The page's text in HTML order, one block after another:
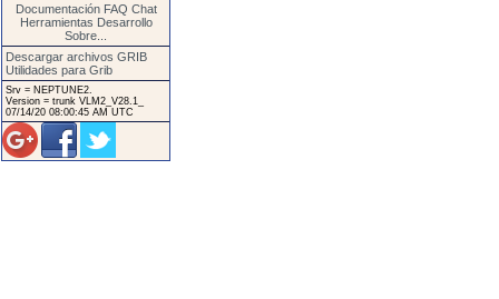
Documentación FAQ Chat
Herramientas Desarrollo
Sobre...
Descargar archivos GRIB
Utilidades para Grib
Srv = NEPTUNE2.
Version = trunk VLM2_V28.1_
07/14/20 08:00:45 AM UTC